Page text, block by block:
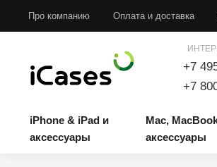
Про компанию Оплата и доставка
+7
+7
iPhone & iPad и
аксессуары
Mac,
аксессуары